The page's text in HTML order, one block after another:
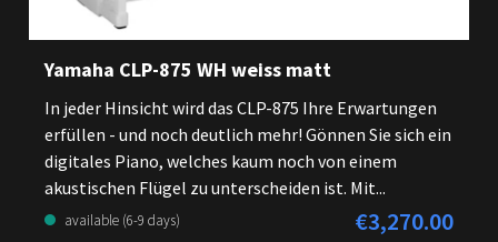
Yamaha CLP-875 WH weiss matt
In jeder Hinsicht wird das CLP-875 Ihre Erwartungen
erfüllen - und noch deutlich mehr! Gönnen Sie sich ein
digitales Piano, welches kaum noch von einem
akustischen Flügel zu unterscheiden ist. Mit...
available (6-9 days) Regular price:
€3,270.00